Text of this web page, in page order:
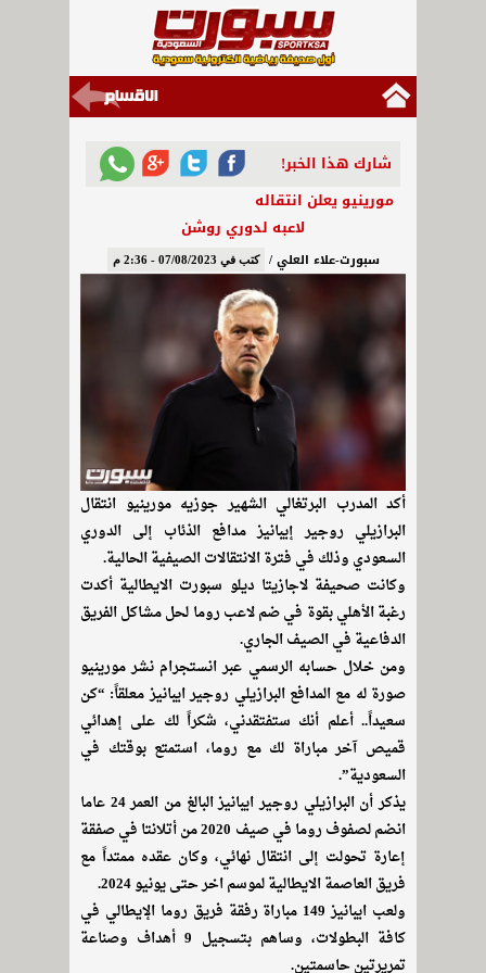
شارك هذا الخبر!
مورينيو يعلن انتقاله
لاعبه لدوري روشن
سبورت-علاء العلي / كتب في 07/08/2023 - 2:36 م
أكد المدرب البرتغالي الشهير جوزيه مورينيو انتقال
البرازيلي روجير إيبانيز مدافع الذئاب إلى الدوري
السعودي وذلك في فترة الانتقالات الصيفية الحالية.
وكانت صحيفة لاجازيتا ديلو سبورت الايطالية أكدت
رغبة الأهلي بقوة في ضم لاعب روما لحل مشاكل الفريق
الدفاعية في الصيف الجاري.
ومن خلال حسابه الرسمي عبر انستجرام نشر مورينيو
صورة له مع المدافع البرازيلي روجير ايبانيز معلقاً: “كن
سعيداً.. أعلم أنك ستفتقدني، شكراً لك على إهدائي
قميص آخر مباراة لك مع روما، استمتع بوقتك في
السعودية”.
يذكر أن البرازيلي روجير ايبانيز البالغ من العمر 24 عاما
انضم لصفوف روما في صيف 2020 من أتلانتا في صفقة
إعارة تحولت إلى انتقال نهائي، وكان عقده ممتداً مع
فريق العاصمة الايطالية لموسم اخر حتى يونيو 2024.
ولعب ايبانيز 149 مباراة رفقة فريق روما الإيطالي في
كافة البطولات، وساهم بتسجيل 9 أهداف وصناعة
تمريرتين حاسمتين.